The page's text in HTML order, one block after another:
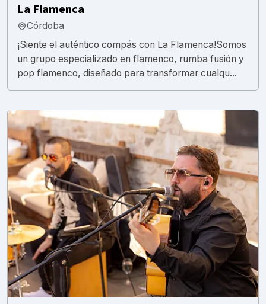
La Flamenca
Córdoba
¡Siente el auténtico compás con La Flamenca!Somos
un grupo especializado en flamenco, rumba fusión y
pop flamenco, diseñado para transformar cualqu...